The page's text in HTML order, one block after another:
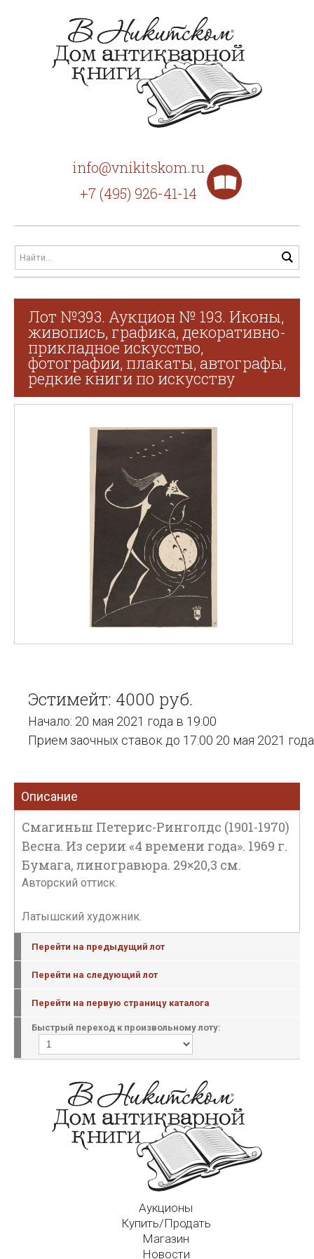
info@vnikitskom.ru
+7 (495) 926-41-14
Лот №393. Аукцион № 193. Иконы,
живопись, графика, декоративно-
прикладное искусство,
фотографии, плакаты, автографы,
редкие книги по искусству
Эстимейт: 4000 руб.
Начало: 20 мая 2021 года в 19:00
Прием заочных ставок до 17:00 20 мая 2021 года
Описание
Смагиньш Петерис-Ринголдс (1901-1970)
Весна. Из серии «4 времени года». 1969 г.
Бумага, линогравюра. 29×20,3 см.
Авторский оттиск.
Латышский художник.
Перейти на предыдущий лот
Перейти на следующий лот
Перейти на первую страницу каталога
Быстрый переход к произвольному лоту:
Аукционы
Купить/Продать
Магазин
Новости